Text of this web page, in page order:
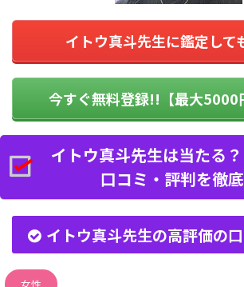
イトウ真斗先生に鑑定して
今すぐ無料登録!!【最大5000
イトウ真斗先生は当たる
口コミ・評判を徹
イトウ真斗先生の高評価の